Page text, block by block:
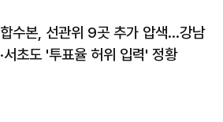
합수본, 선관위 9곳 추가 압색…강남
·서초도 '투표율 허위 입력' 정황